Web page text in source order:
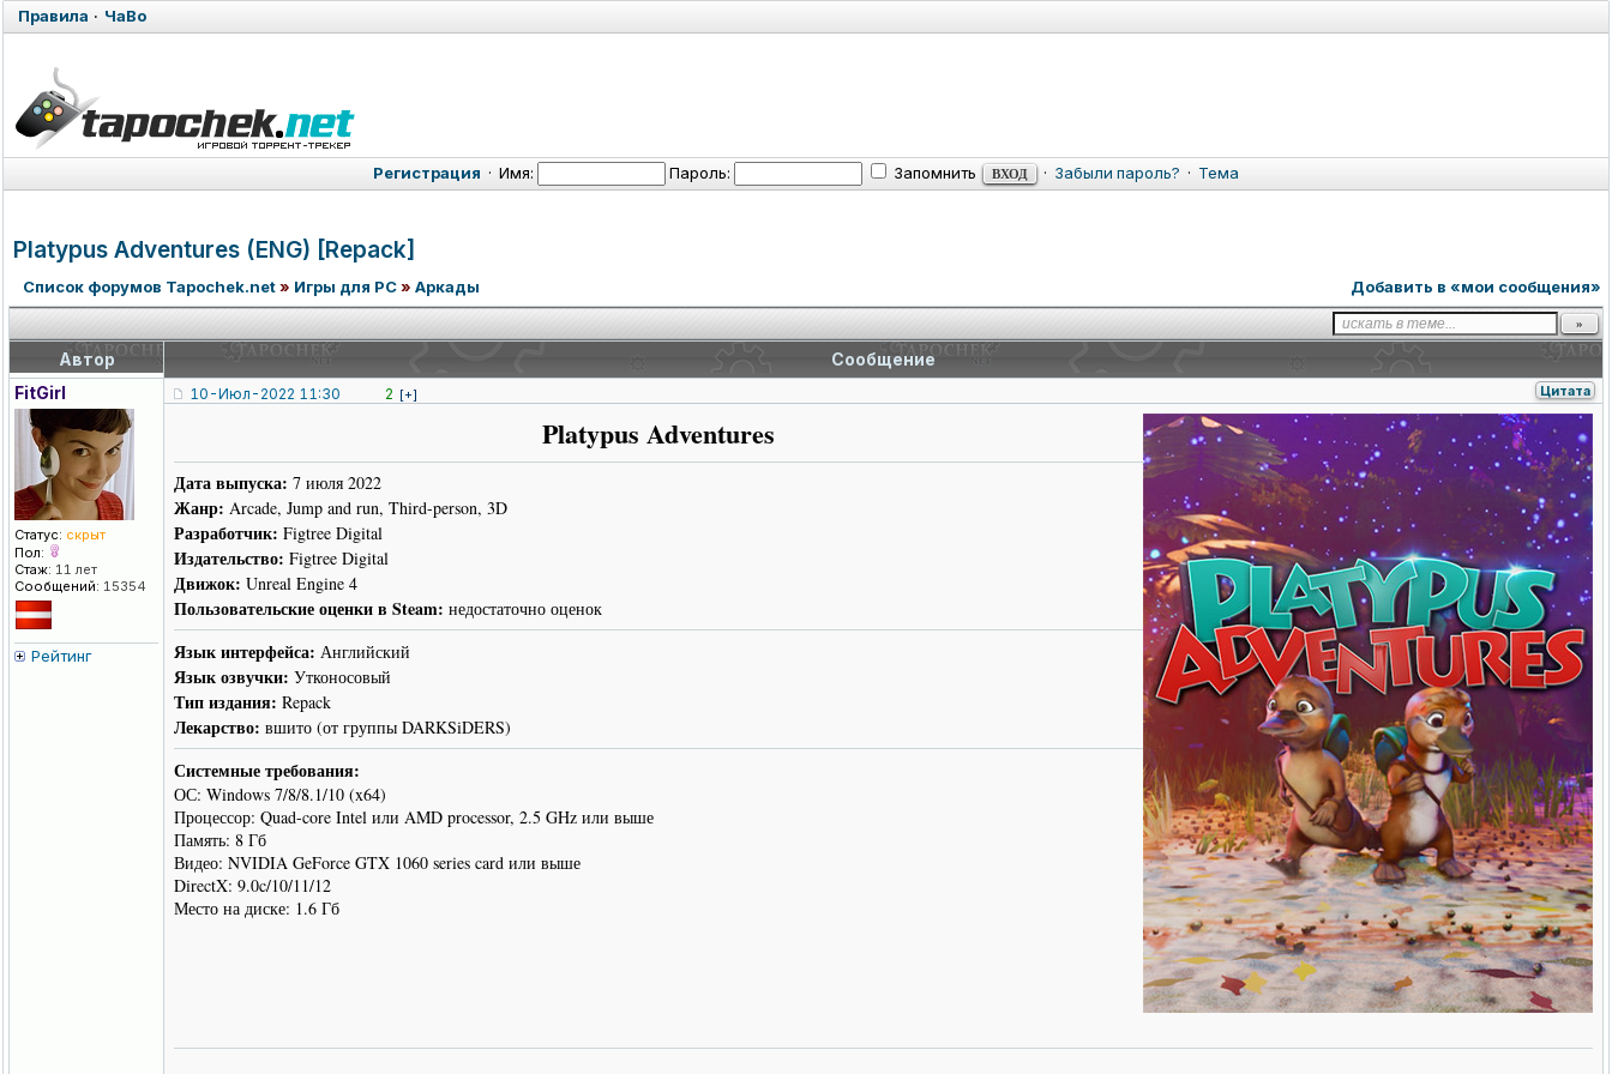
Правила · ЧаВо
Регистрация · Имя: Пароль: Запомнить · Забыли пароль? · Тема
Platypus Adventures (ENG) [Repack]
Список форумов Tapochek.net» Игры для PC» Аркады Добавить в «мои сообщения»
Автор
Сообщение
FitGirl
Статус: скрыт
Пол:
Стаж: 11 лет
Сообщений: 15354
Рейтинг
10-Июл-2022 11:30 2 [+] Цитата
Platypus Adventures
Дата выпуска: 7 июля 2022
Жанр: Arcade, Jump and run, Third-person, 3D
Разработчик: Figtree Digital
Издательство: Figtree Digital
Движок: Unreal Engine 4
Пользовательские оценки в Steam: недостаточно оценок
Язык интерфейса: Английский
Язык озвучки: Утконосовый
Тип издания: Repack
Лекарство: вшито (от группы DARKSiDERS)
Системные требования:
ОС: Windows 7/8/8.1/10 (x64)
Процессор: Quad-core Intel или AMD processor, 2.5 GHz или выше
Память: 8 Гб
Видео: NVIDIA GeForce GTX 1060 series card или выше
DirectX: 9.0c/10/11/12
Место на диске: 1.6 Гб